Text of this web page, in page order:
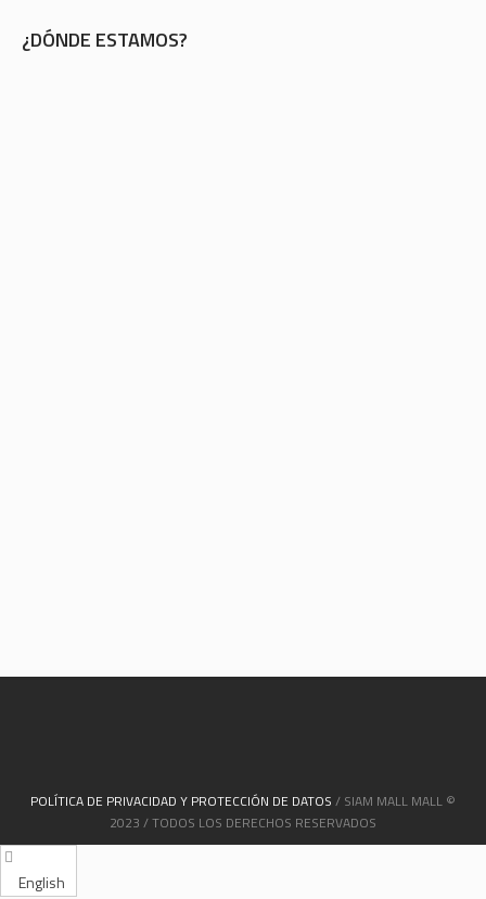
¿DÓNDE ESTAMOS?
POLÍTICA DE PRIVACIDAD Y PROTECCIÓN DE DATOS / SIAM MALL MALL ©
2023 / TODOS LOS DERECHOS RESERVADOS
English